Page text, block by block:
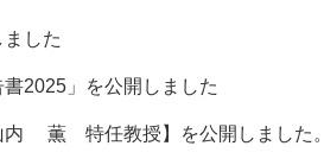
した
書2025」を公開しました
内 薫 特任教授】を公開しました。